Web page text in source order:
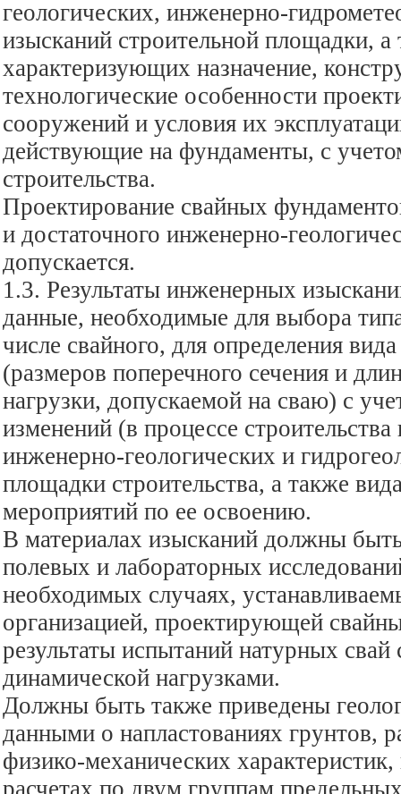
геологических, инженерно-
изысканий строительной площадки,
характеризующих назначение,
технологические особенности
сооружений и условия их
действующие на фундаменты, с
строительства.
Проектирование свайных
и достаточного инженерно-
допускается.
1.3. Результаты инженерных
данные, необходимые для выбора
числе свайного, для определения
(размеров поперечного сечения и
нагрузки, допускаемой на сваю) с
изменений (в процессе строительства
инженерно-геологических и
площадки строительства, а также
мероприятий по ее освоению.
В материалах изысканий должны
полевых и лабораторных
необходимых случаях,
организацией, проектирующей
результаты испытаний натурных свай
динамической нагрузками.
Должны быть также приведены
данными о напластованиях грунтов,
физико-механических
расчетах по двум группам